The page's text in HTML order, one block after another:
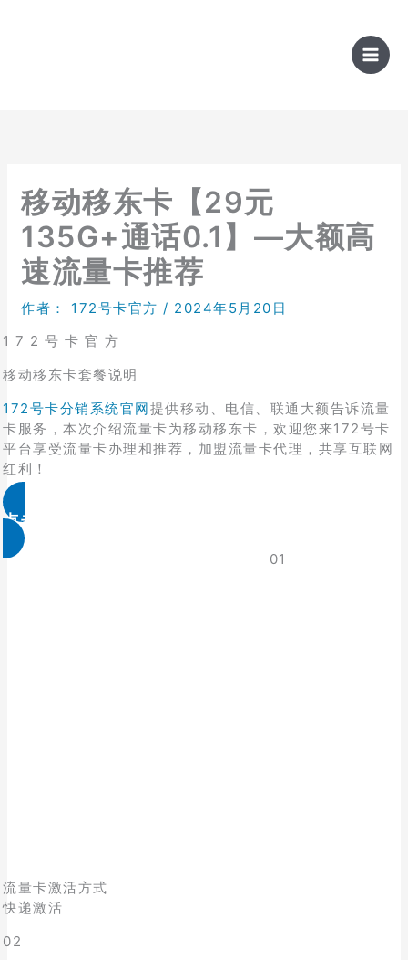
移动移东卡【29元
135G+通话0.1】—大额高
速流量卡推荐
作者： 172号卡官方 / 2024年5月20日
1 7 2 号 卡 官 方
移动移东卡套餐说明
172号卡分销系统官网提供移动、电信、联通大额告诉流量
卡服务，本次介绍流量卡为移动移东卡，欢迎您来172号卡
平台享受流量卡办理和推荐，加盟流量卡代理，共享互联网
红利！
点击免费领取
01
流量卡激活方式
快递激活
02